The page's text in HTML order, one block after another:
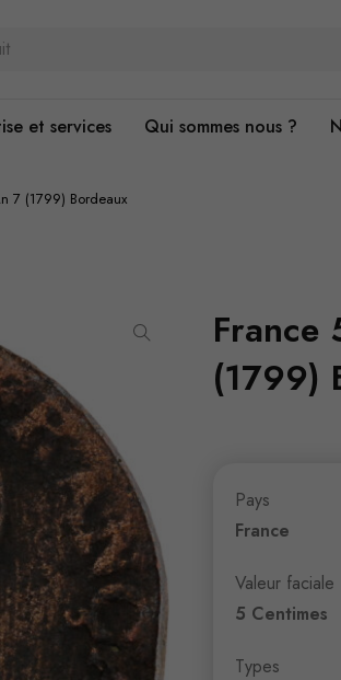
et services Qui sommes nous ?
7 (1799) Bordeaux
France
(1799)
Pays
France
Valeur faciale
5 Centimes
Types